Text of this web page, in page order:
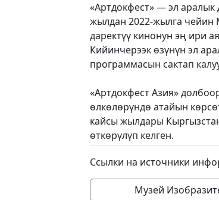
«Артдокфест» — эл аралык
жылдан 2022-жылга чейин
даректүү кинонун эң ири
Кийинчерээк өзүнүн эл
программасын сактап
«Артдокфест Азия»
өлкөлөрүндө атайын
кайсы жылдары
өткөрүлүп келген.
Ссылки на источники
Музей